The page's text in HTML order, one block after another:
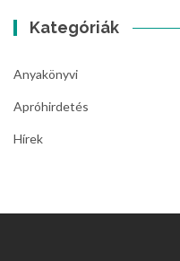
Kategóriák
Anyakönyvi
Apróhirdetés
Hírek